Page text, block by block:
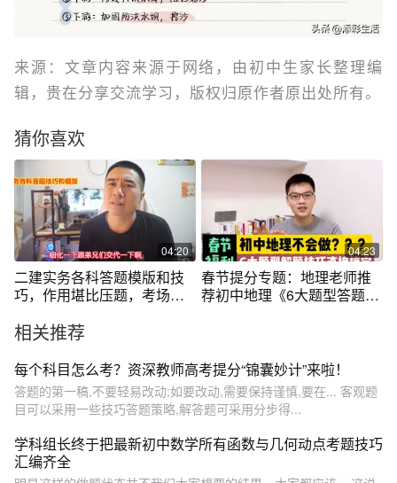
来源：文章内容来源于网络，由初中生家长整理编
辑，贵在分享交流学习，版权归原作者原出处所有。
猜你喜欢
04:20
二建实务各科答题模版和技
巧，作用堪比压题，考场多
04:23
春节提分专题：地理老师推
荐初中地理《6大题型答题技
相关推荐
每个科目怎么考？资深教师高考提分“锦囊妙计”来啦！
答题的第一稿,不要轻易改动;如要改动,需要保持谨慎,要在... 客观题
目可以采用一些技巧答题策略,解答题可采用分步得...
学科组长终于把最新初中数学所有函数与几何动点考题技巧
汇编齐全